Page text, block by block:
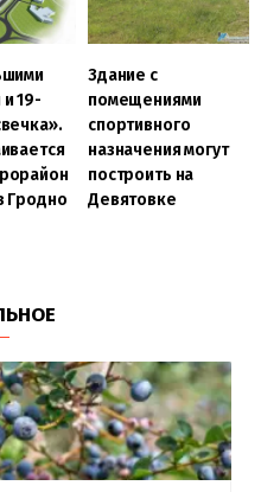
19-
Гродно
Здание с
помещениями
спортивного
назначения могут
построить на
Девятовке